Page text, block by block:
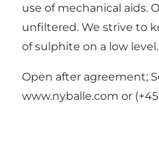
use of mechanical aids.
unfiltered. We strive to
of sulphite on a low level.
Open after agreement;
www.nyballe.com or